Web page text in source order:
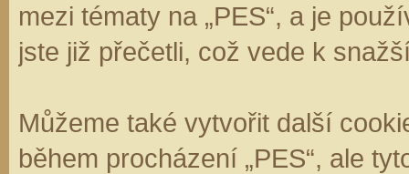
mezi tématy na „PES“, a je
jste již přečetli, což vede k
Můžeme také vytvořit další
během procházení „PES“, ale